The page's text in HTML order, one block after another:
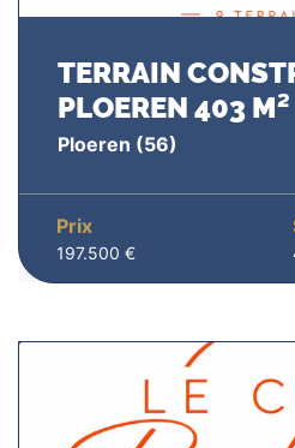
TERRAIN
PLOEREN 403 M²
Ploeren (56)
Prix
197.500 €